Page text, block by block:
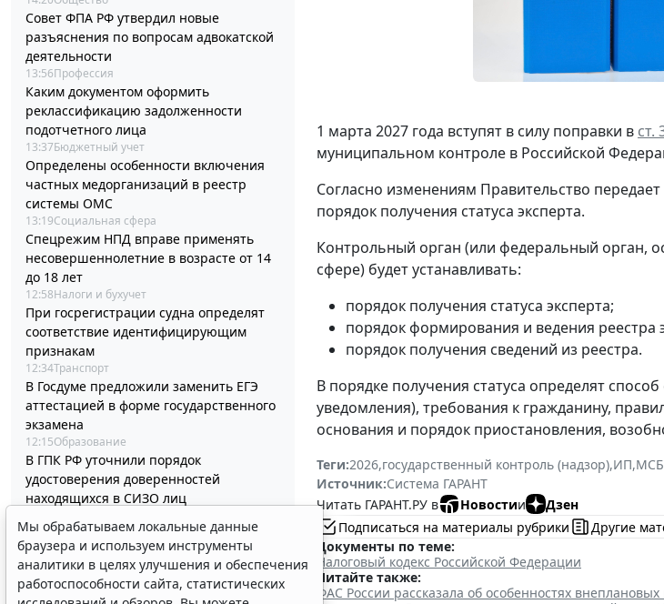
Совет ФПА РФ утвердил новые
разъяснения по вопросам адвокатской
деятельности
13:56Профессия
Каким документом оформить
реклассификацию задолженности
подотчетного лица
13:37Бюджетный учет
Определены особенности включения
частных медорганизаций в реестр
системы ОМС
13:19Социальная сфера
Спецрежим НПД вправе применять
несовершеннолетние в возрасте от 14
до 18 лет
12:58Налоги и бухучет
При госрегистрации судна определят
соответствие идентифицирующим
признакам
12:34Транспорт
В Госдуме предложили заменить ЕГЭ
аттестацией в форме государственного
экзамена
12:15Образование
В ГПК РФ уточнили порядок
удостоверения доверенностей
находящихся в СИЗО лиц
В РФ актуализировали стандарт
помощи при хронической сердечной
недостаточности
11:40Социальная сфера
1 марта 2027 года вступят в силу поправки в ст.
муниципальном контроле в Российской
Согласно изменениям Правительство
порядок получения статуса эксперта.
Контрольный орган (или федеральный орган,
сфере) будет устанавливать:
порядок получения статуса эксперта;
порядок формирования и ведения реестра
порядок получения сведений из реестра.
В порядке получения статуса определят
уведомления), требования к гражданину,
основания и порядок приостановления,
Теги:2026,государственный контроль (надзор),ИП,МСБ
Источник:Система ГАРАНТ
Читать ГАРАНТ.РУ в
Новостии
Дзен
Подписаться на материалы рубрики
Другие
Документы по теме:
Налоговый кодекс Российской Федерации
Читайте также:
ФАС России рассказала об особенностях
Мы обрабатываем локальные данные
браузера и используем инструменты
аналитики в целях улучшения и обеспечения
работоспособности сайта, статистических